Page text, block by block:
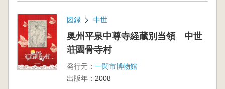
図録 中世
奥州平泉中尊寺経蔵別当領 中世
荘園骨寺村
発行元： 一関市博物館
出版年： 2008